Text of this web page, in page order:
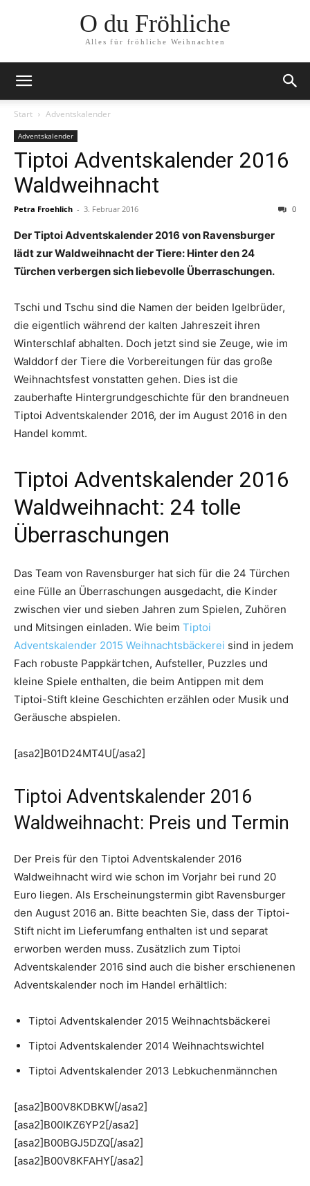
O du Fröhliche
Alles für fröhliche Weihnachten
Start Adventskalender
Adventskalender
Tiptoi Adventskalender 2016
Waldweihnacht
Petra Froehlich - 3. Februar 2016 0
Der Tiptoi Adventskalender 2016 von Ravensburger
lädt zur Waldweihnacht der Tiere: Hinter den 24
Türchen verbergen sich liebevolle Überraschungen.
Tschi und Tschu sind die Namen der beiden Igelbrüder,
die eigentlich während der kalten Jahreszeit ihren
Winterschlaf abhalten. Doch jetzt sind sie Zeuge, wie im
Walddorf der Tiere die Vorbereitungen für das große
Weihnachtsfest vonstatten gehen. Dies ist die
zauberhafte Hintergrundgeschichte für den brandneuen
Tiptoi Adventskalender 2016, der im August 2016 in den
Handel kommt.
Tiptoi Adventskalender 2016
Waldweihnacht: 24 tolle
Überraschungen
Das Team von Ravensburger hat sich für die 24 Türchen
eine Fülle an Überraschungen ausgedacht, die Kinder
zwischen vier und sieben Jahren zum Spielen, Zuhören
und Mitsingen einladen. Wie beim Tiptoi
Adventskalender 2015 Weihnachtsbäckerei sind in jedem
Fach robuste Pappkärtchen, Aufsteller, Puzzles und
kleine Spiele enthalten, die beim Antippen mit dem
Tiptoi-Stift kleine Geschichten erzählen oder Musik und
Geräusche abspielen.
[asa2]B01D24MT4U[/asa2]
Tiptoi Adventskalender 2016
Waldweihnacht: Preis und Termin
Der Preis für den Tiptoi Adventskalender 2016
Waldweihnacht wird wie schon im Vorjahr bei rund 20
Euro liegen. Als Erscheinungstermin gibt Ravensburger
den August 2016 an. Bitte beachten Sie, dass der Tiptoi-
Stift nicht im Lieferumfang enthalten ist und separat
erworben werden muss. Zusätzlich zum Tiptoi
Adventskalender 2016 sind auch die bisher erschienenen
Adventskalender noch im Handel erhältlich:
Tiptoi Adventskalender 2015 Weihnachtsbäckerei
Tiptoi Adventskalender 2014 Weihnachtswichtel
Tiptoi Adventskalender 2013 Lebkuchenmännchen
[asa2]B00V8KDBKW[/asa2]
[asa2]B00IKZ6YP2[/asa2]
[asa2]B00BGJ5DZQ[/asa2]
[asa2]B00V8KFAHY[/asa2]